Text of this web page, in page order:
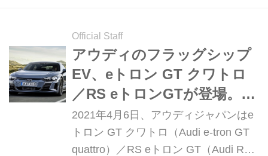
Official Staff
アウディのフラッグシップ
EV、eトロン GT クワトロ
／RS eトロンGTが登場。
2021年秋に販売開始
2021年4月6日、アウディジャパンはe
トロン GT クワトロ（Audi e-tron GT
quattro）／RS eトロン GT（Audi RS